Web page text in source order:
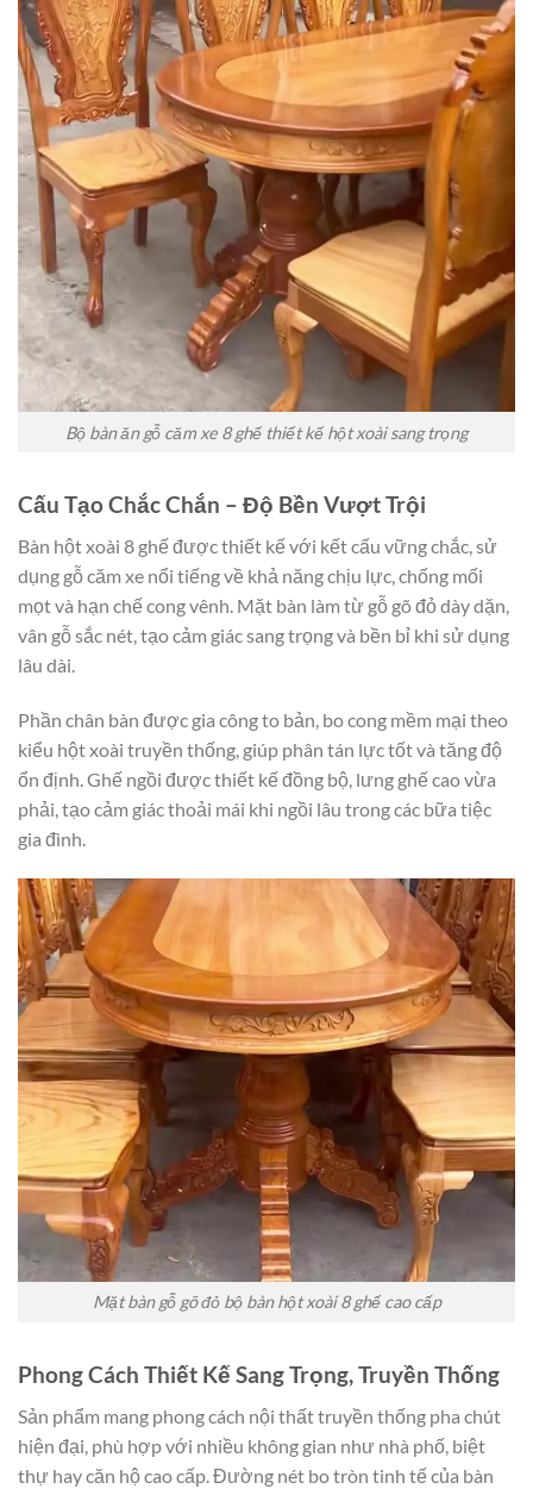
Bộ bàn ăn gỗ căm xe 8 ghế thiết kế hột xoài sang trọng
Cấu Tạo Chắc Chắn – Độ Bền Vượt Trội
Bàn hột xoài 8 ghế được thiết kế với kết cấu vững chắc, sử
dụng gỗ căm xe nổi tiếng về khả năng chịu lực, chống mối
mọt và hạn chế cong vênh. Mặt bàn làm từ gỗ gõ đỏ dày dặn,
vân gỗ sắc nét, tạo cảm giác sang trọng và bền bỉ khi sử dụng
lâu dài.
Phần chân bàn được gia công to bản, bo cong mềm mại theo
kiểu hột xoài truyền thống, giúp phân tán lực tốt và tăng độ
ổn định. Ghế ngồi được thiết kế đồng bộ, lưng ghế cao vừa
phải, tạo cảm giác thoải mái khi ngồi lâu trong các bữa tiệc
gia đình.
Mặt bàn gỗ gõ đỏ bộ bàn hột xoài 8 ghế cao cấp
Phong Cách Thiết Kế Sang Trọng, Truyền Thống
Sản phẩm mang phong cách nội thất truyền thống pha chút
hiện đại, phù hợp với nhiều không gian như nhà phố, biệt
thự hay căn hộ cao cấp. Đường nét bo tròn tinh tế của bàn